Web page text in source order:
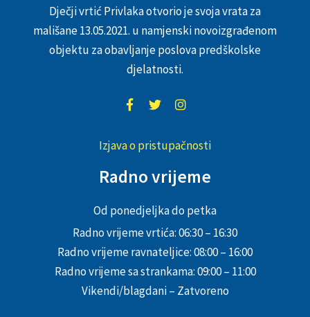
Dječji vrtić Privlaka otvorio je svoja vrata za
mališane 13.05.2021. u namjenski novoizgrađenom
objektu za obavljanje poslova predškolske
djelatnosti.
Izjava o pristupačnosti
Radno vrijeme
Od ponedjeljka do petka
Radno vrijeme vrtića: 06:30 – 16:30
Radno vrijeme ravnateljice: 08:00 – 16:00
Radno vrijeme sa strankama: 09:00 – 11:00
Vikendi/blagdani – Zatvoreno